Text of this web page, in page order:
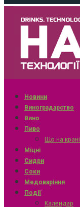
Новини
Виноградарство
Вино
Пиво
Що на крані
Міцні
Сидри
Соки
Медоваріння
Події
Календар